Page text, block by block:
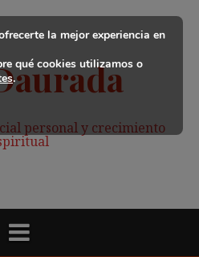
personal y crecimiento
la mejor experiencia en
qué cookies utilizamos o
.